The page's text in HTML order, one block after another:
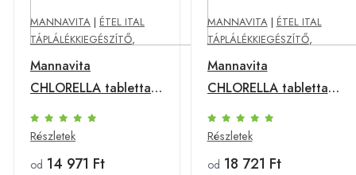
MANNAVITA | ÉTEL ITAL
TÁPLÁLÉKKIEGÉSZÍTŐ,
Mannavita
CHLORELLA tabletta
500mg étrend-
kiegészítő, 180db (3
db)
Részletek
od 14 971 Ft
MANNAVITA| ÉTEL ITAL
TÁPLÁLÉKKIEGÉSZÍTŐ,
Mannavita
CHLORELLA tabletta
500mg étrend-
kiegészítő, 180db (4
db)
Részletek
od 18 721 Ft